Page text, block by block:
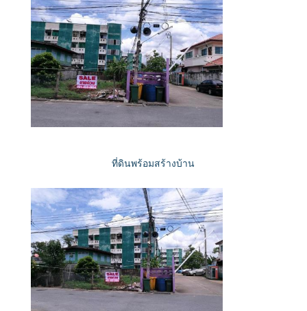
ที่ดินพร้อมสร้างบ้าน